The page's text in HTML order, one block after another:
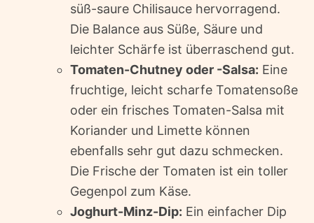
süß-saure Chilisauce hervorragend.
Die Balance aus Süße, Säure und
leichter Schärfe ist überraschend gut.
Tomaten-Chutney oder -Salsa: Eine
fruchtige, leicht scharfe Tomatensoße
oder ein frisches Tomaten-Salsa mit
Koriander und Limette können
ebenfalls sehr gut dazu schmecken.
Die Frische der Tomaten ist ein toller
Gegenpol zum Käse.
Joghurt-Minz-Dip: Ein einfacher Dip